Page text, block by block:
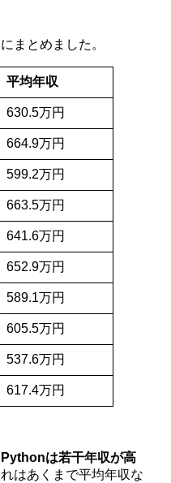
まとめました。
平均年収
630.5万円
664.9万円
599.2万円
663.5万円
641.6万円
652.9万円
589.1万円
605.5万円
537.6万円
617.4万円
Pythonは若干年収が高
はあくまで平均年収な